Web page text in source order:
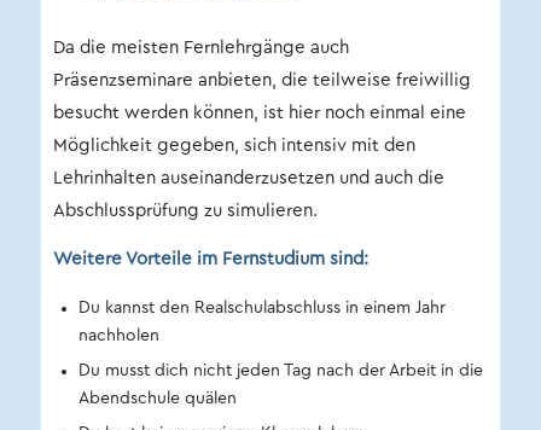
Da die meisten Fernlehrgänge auch
Präsenzseminare anbieten, die teilweise freiwillig
besucht werden können, ist hier noch einmal eine
Möglichkeit gegeben, sich intensiv mit den
Lehrinhalten auseinanderzusetzen und auch die
Abschlussprüfung zu simulieren.
Weitere Vorteile im Fernstudium sind:
Du kannst den Realschulabschluss in einem Jahr
nachholen
Du musst dich nicht jeden Tag nach der Arbeit in die
Abendschule quälen